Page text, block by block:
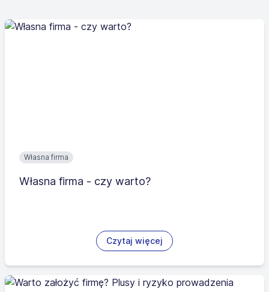
Własna firma
Własna firma - czy warto?
Czytaj więcej